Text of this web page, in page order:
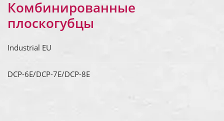
Комбинированные
плоскогубцы
Industrial EU
DCP-6E/DCP-7E/DCP-8E